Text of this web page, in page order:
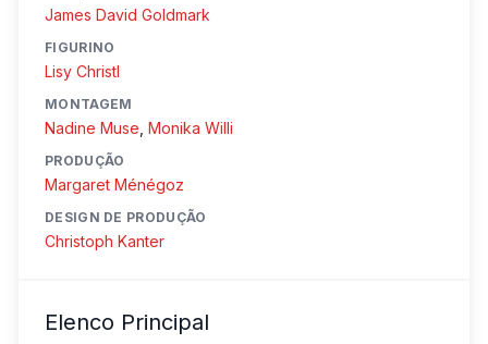
James David Goldmark
FIGURINO
Lisy Christl
MONTAGEM
Nadine Muse Monika Willi
PRODUÇÃO
Margaret Ménégoz
DESIGN DE PRODUÇÃO
Christoph Kanter
Elenco Principal